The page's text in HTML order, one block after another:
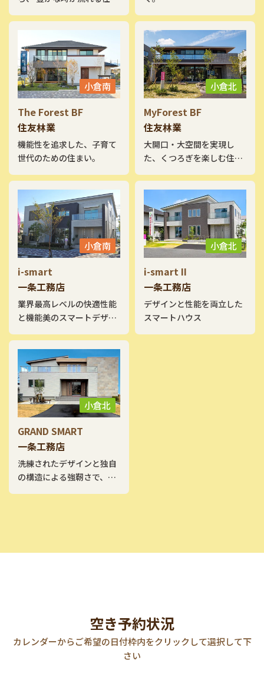
小倉南
The Forest BF
住友林業
機能性を追求した、子育て
世代のための住まい。
小倉北
MyForest BF
住友林業
大開口・大空間を実現し
た、くつろぎを楽しむ住ま
小倉南
i-smart
一条工務店
業界最高レベルの快適性能
と機能美のスマートデザイ
小倉北
i-smart II
一条工務店
デザインと性能を両立した
スマートハウス
小倉北
GRAND SMART
一条工務店
洗練されたデザインと独自
の構造による強靭さで、強
空き予約状況
カレンダーからご希望の日付枠内をクリックして選択して下
さい